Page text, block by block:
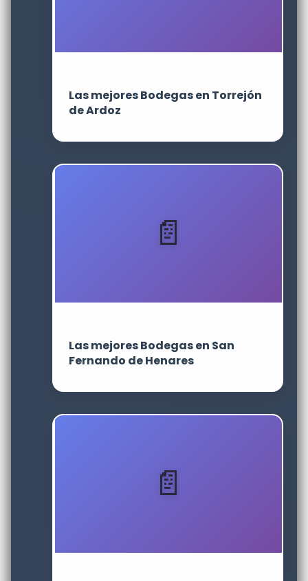
Las mejores Bodegas en Torrejón
de Ardoz
Las mejores Bodegas en San
Fernando de Henares